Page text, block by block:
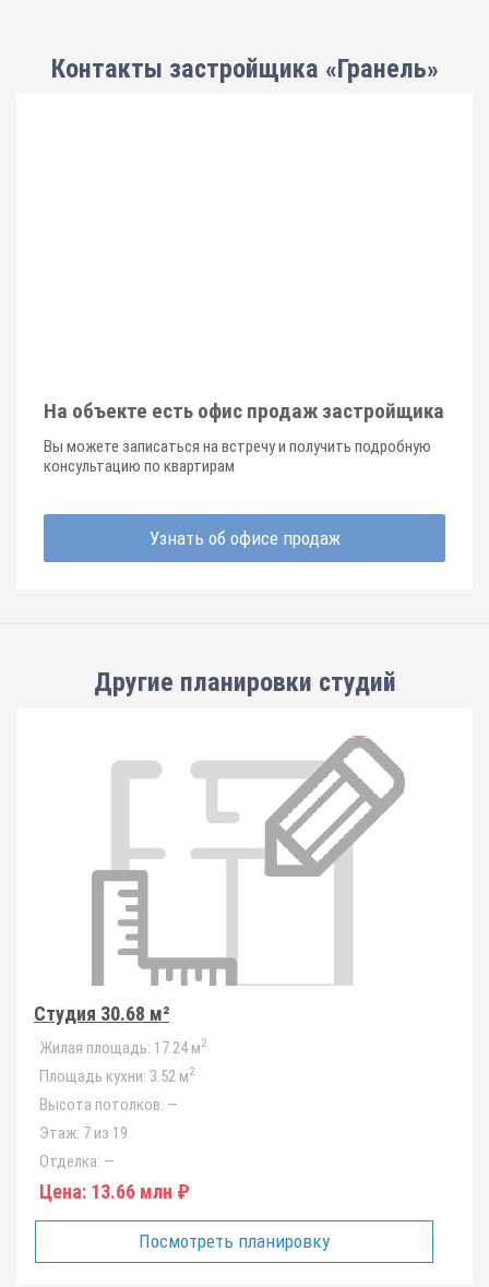
Контакты застройщика «Гранель»
На объекте есть офис продаж застройщика
Вы можете записаться на встречу и получить подробную
консультацию по квартирам
Узнать об офисе продаж
Другие планировки студий
Студия 30.68 м²
Жилая площадь: 17.24 м2
Площадь кухни: 3.52 м2
Высота потолков: —
Этаж: 7 из 19
Отделка: —
Цена: 13.66 млн ₽
Посмотреть планировку